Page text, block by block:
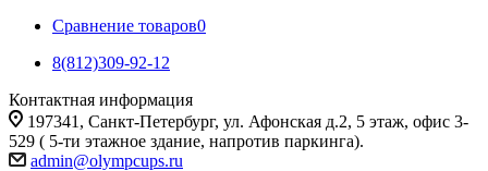
Сравнение товаров0
8(812)309-92-12
Контактная информация
197341, Санкт-Петербург, ул. Афонская д.2, 5 этаж, офис 3-
529 ( 5-ти этажное здание, напротив паркинга).
admin@olympcups.ru